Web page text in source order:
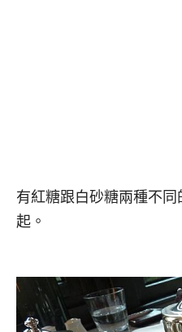
有紅糖跟白砂糖兩種不
起。